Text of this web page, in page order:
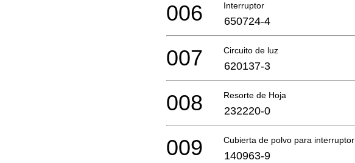
Interruptor
006 650724-4
Circuito de luz
007 620137-3
Resorte de Hoja
008 232220-0
Cubierta de polvo para interruptor
009 140963-9